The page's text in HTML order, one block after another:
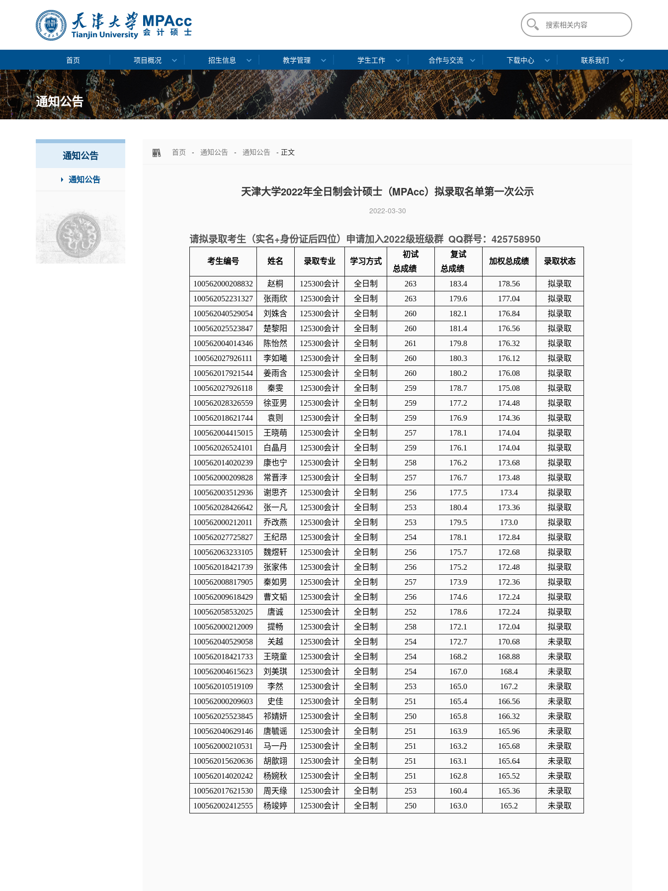
首页 项目概况 招生信息 教学管理 学生工作 合作与交流 下载中心 联系我们
通知公告
首页 - 通知公告 - 通知公告 - 正文
天津大学2022年全日制会计硕士（MPAcc）拟录取名单第一次公示
2022-03-30
请拟录取考生（实名+身份证后四位）申请加入2022级班级群QQ群号： 425758950
考生编号 姓名 录取专业 学习方式
初试
总成绩
复试
总成绩
加权总成绩 录取状态
100562000208832 赵桐 125300会计 全日制 263 183.4 178.56
拟录取
100562052231327
张雨欣 125300会计 全日制 263 179.6 177.04
拟录取
100562040529054
刘姝含 125300会计 全日制 260 182.1 176.84
拟录取
100562025523847
楚黎阳 125300会计 全日制 260 181.4 176.56
拟录取
100562004014346
陈怡然 125300会计 全日制 261 179.8 176.32
拟录取
100562027926111
李如曦 125300会计 全日制 260 180.3 176.12
拟录取
100562017921544
姜雨含 125300会计 全日制 260 180.2 176.08
拟录取
100562027926118
秦雯 125300会计 全日制 259 178.7 175.08
拟录取
100562028326559
徐亚男 125300会计 全日制 259 177.2 174.48
拟录取
100562018621744
袁则 125300会计 全日制 259 176.9 174.36
拟录取
100562004415015
王晓萌 125300会计 全日制 257 178.1 174.04
拟录取
100562026524101
白晶月 125300会计 全日制 259 176.1 174.04
拟录取
100562014020239
康也宁 125300会计 全日制 258 176.2 173.68
拟录取
100562000209828
常晋浡 125300会计 全日制 257 176.7 173.48
拟录取
100562003512936
谢思齐 125300会计 全日制 256 177.5 173.4
拟录取
100562028426642
张一凡 125300会计 全日制 253 180.4 173.36
拟录取
100562000212011
乔改燕 125300会计 全日制 253 179.5 173.0
拟录取
100562027725827
王纪昂 125300会计 全日制 254 178.1 172.84
拟录取
100562063233105
魏煜轩 125300会计 全日制 256 175.7 172.68
拟录取
100562018421739
张家伟 125300会计 全日制 256 175.2 172.48
拟录取
100562008817905
秦如男 125300会计 全日制 257 173.9 172.36
拟录取
100562009618429
曹文韬 125300会计 全日制 256 174.6 172.24
拟录取
100562058532025
唐诚 125300会计 全日制 252 178.6 172.24
拟录取
100562000212009
提畅 125300会计 全日制 258 172.1 172.04
拟录取
100562040529058
关越 125300会计 全日制 254 172.7 170.68
未录取
100562018421733
王晓童 125300会计 全日制 254 168.2 168.88
未录取
100562004615623
刘美琪 125300会计 全日制 254 167.0 168.4
未录取
100562010519109
李然 125300会计 全日制 253 165.0 167.2
未录取
100562000209603
史佳 125300会计 全日制 251 165.4 166.56
未录取
100562025523845
祁婧妍 125300会计 全日制 250 165.8 166.32
未录取
100562040629146
唐毓谣 125300会计 全日制 251 163.9 165.96
未录取
100562000210531
马一丹 125300会计 全日制 251 163.2 165.68
未录取
100562015620636
胡歆翊 125300会计 全日制 251 163.1 165.64
未录取
100562014020242
杨婉秋 125300会计 全日制 251 162.8 165.52
未录取
100562017621530
周天缘 125300会计 全日制 253 160.4 165.36
未录取
100562002412555
杨竣婷 125300会计 全日制 250 163.0 165.2 未录取
通知公告
通知公告